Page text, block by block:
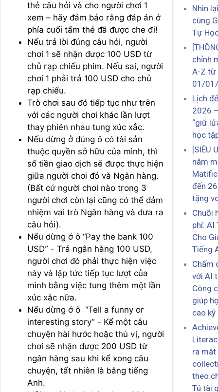
thẻ câu hỏi và cho người chơi 1
xem – hãy đảm bảo rằng đáp án ở
phía cuối tấm thẻ đã được che đi!
Nếu trả lời đúng câu hỏi, người
chơi 1 sẽ nhận được 100 USD từ
chủ rạp chiếu phim. Nếu sai, người
chơi 1 phải trả 100 USD cho chủ
rạp chiếu.
Trò chơi sau đó tiếp tục như trên
với các người chơi khác lần lượt
thay phiên nhau tung xúc xắc.
Nếu dừng ở đúng ô có tài sản
thuộc quyền sở hữu của mình, thì
số tiền giao dịch sẽ được thực hiện
giữa người chơi đó và Ngân hàng.
(Bất cứ người chơi nào trong 3
người chơi còn lại cũng có thể đảm
nhiệm vai trò Ngân hàng và đưa ra
câu hỏi).
Nếu dừng ở ô “Pay the bank 100
USD” - Trả ngân hàng 100 USD,
người chơi đó phải thực hiện việc
này và lập tức tiếp tục lượt của
mình bằng việc tung thêm một lần
xúc xắc nữa.
Nếu dừng ở ô “Tell a funny or
interesting story” - Kể một câu
chuyện hài hước hoặc thú vị, người
chơi sẽ nhận được 200 USD từ
ngân hàng sau khi kể xong câu
chuyện, tất nhiên là bằng tiếng
Anh.
Nhìn
cùng
Tự
chỉnh
A-Z từ
01/
Lịch
2026
“giữ
học
[SIÊU
năm
đến
tặng
Chuỗi
phí: AI
Cho
Tiếng
Chấm
với AI
Công
giúp
cao kỹ
ra mắt
theo
Tú tài